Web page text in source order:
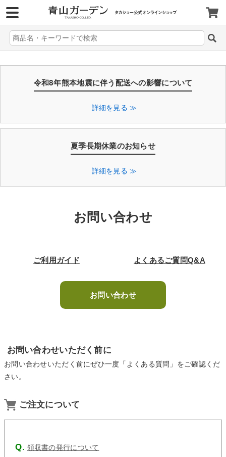
令和8年熊本地震に伴う配送への影響について
詳細を見る ≫
夏季長期休業のお知らせ
詳細を見る ≫
お問い合わせ
ご利用ガイド よくあるご質問Q&A
お問い合わせ
お問い合わせいただく前に
お問い合わせいただく前にぜひ一度「よくある質問」をご確認くだ
さい。
ご注文について
領収書の発行について